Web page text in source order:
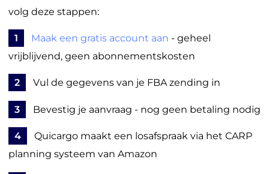
volg deze stappen:
1 Maak een gratis account aan - geheel
vrijblijvend, geen abonnementskosten
2 Vul de gegevens van je FBA zending in
3 Bevestig je aanvraag - nog geen betaling nodig
4
Quicargo maakt een losafspraak via het CARP
planning systeem van Amazon